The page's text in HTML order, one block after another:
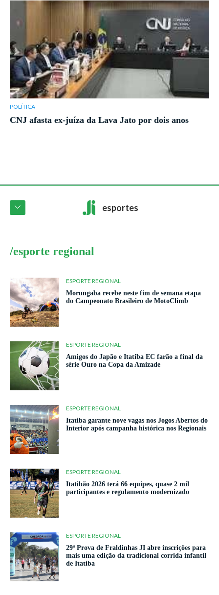
POLÍTICA
CNJ afasta ex-juíza da Lava Jato por dois anos
esportes
/esporte regional
ESPORTE REGIONAL
Morungaba recebe neste fim de semana etapa
do Campeonato Brasileiro de MotoClimb
ESPORTE REGIONAL
Amigos do Japão e Itatiba EC farão a final da
série Ouro na Copa da Amizade
ESPORTE REGIONAL
Itatiba garante nove vagas nos Jogos Abertos do
Interior após campanha histórica nos Regionais
ESPORTE REGIONAL
Itatibão 2026 terá 66 equipes, quase 2 mil
participantes e regulamento modernizado
ESPORTE REGIONAL
29ª Prova de Fraldinhas JI abre inscrições para
mais uma edição da tradicional corrida infantil
de Itatiba